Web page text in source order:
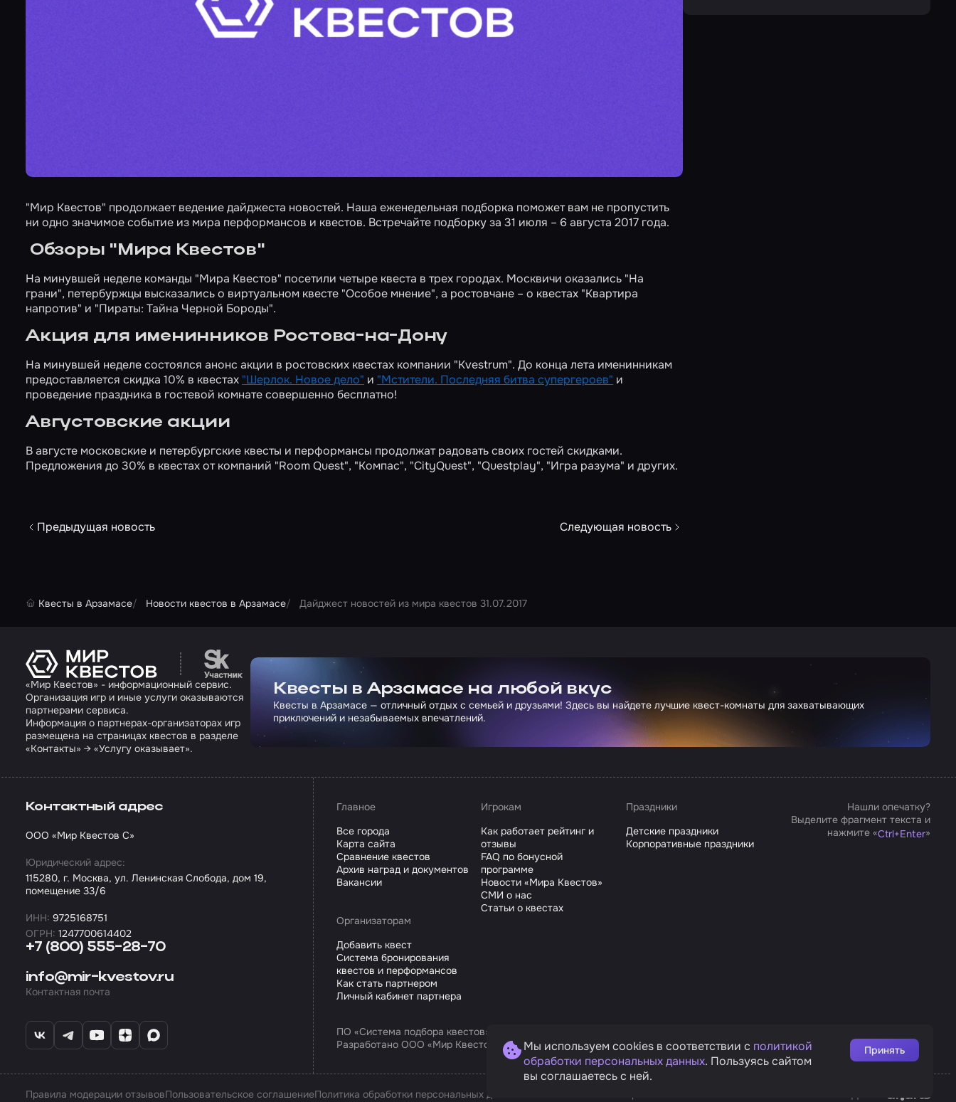
"Мир Квестов" продолжает ведение дайджеста новостей. Наша еженедельная подборка поможет вам не пропустить
ни одно значимое событие из мира перформансов и квестов. Встречайте подборку за 31 июля – 6 августа 2017 года.
Обзоры "Мира Квестов"
На минувшей неделе команды "Мира Квестов" посетили четыре квеста в трех городах. Москвичи оказались "На
грани", петербуржцы высказались о виртуальном квесте "Особое мнение", а ростовчане – о квестах "Квартира
напротив" и "Пираты: Тайна Черной Бороды".
Акция для именинников Ростова-на-Дону
На минувшей неделе состоялся анонс акции в ростовских квестах компании "Kvestrum". До конца лета именинникам
предоставляется скидка 10% в квестах "Шерлок. Новое дело" и "Мстители. Последняя битва супергероев" и
проведение праздника в гостевой комнате совершенно бесплатно!
Августовские акции
В августе московские и петербургские квесты и перформансы продолжат радовать своих гостей скидками.
Предложения до 30% в квестах от компаний "Room Quest", "Компас", "CityQuest", "Questplay", "Игра разума" и других.
Предыдущая новость Следующая новость
Квесты в Арзамасе Новости квестов в Арзамасе Дайджест новостей из мира квестов 31.07.2017
Перейти на сайт партнера Сколково
«Мир Квестов» - информационный сервис.
Организация игр и иные услуги оказываются
партнерами сервиса.
Информация о партнерах-организаторах игр
размещена на страницах квестов в разделе
«Контакты» → «Услугу оказывает».
Квесты в Арзамасе на любой вкус
Квесты в Арзамасе — отличный отдых с семьей и друзьями! Здесь вы найдете лучшие квест-комнаты для захватывающих
приключений и незабываемых впечатлений.
+7 (800) 555-28-70
info@mir-kvestov.ru
Контактная почта
Контактный адрес
ООО «Мир Квестов С»
Юридический адрес:
115280, г. Москва, ул. Ленинская Слобода, дом 19,
помещение 33/6
ИНН: 9725168751
ОГРН: 1247700614402
Главное
Все города
Карта сайта
Сравнение квестов
Архив наград и документов
Вакансии
Игрокам
Как работает рейтинг и
отзывы
FAQ по бонусной
программе
Новости «Мира Квестов»
СМИ о нас
Статьи о квестах
Праздники
Детские праздники
Корпоративные праздники
Организаторам
Добавить квест
Система бронирования
квестов и перформансов
Как стать партнером
Личный кабинет партнера
Нашли опечатку?
Выделите фрагмент текста и
нажмите «Ctrl+Enter»
ПО «Система подбора квестов»
Разработано ООО «Мир Квестов С», ИНН 9725168751
Правила модерации отзывовПользовательское соглашениеПолитика обработки персональных данных
Мы используем cookies в соответствии с политикой
обработки персональных данных. Пользуясь сайтом
вы соглашаетесь с ней.
Принять